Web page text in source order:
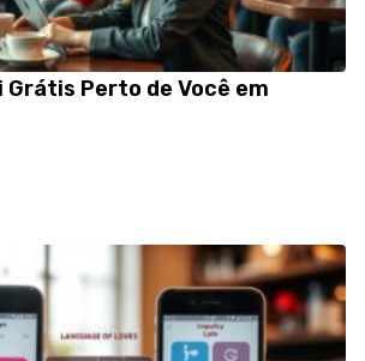
Grátis Perto de Você em